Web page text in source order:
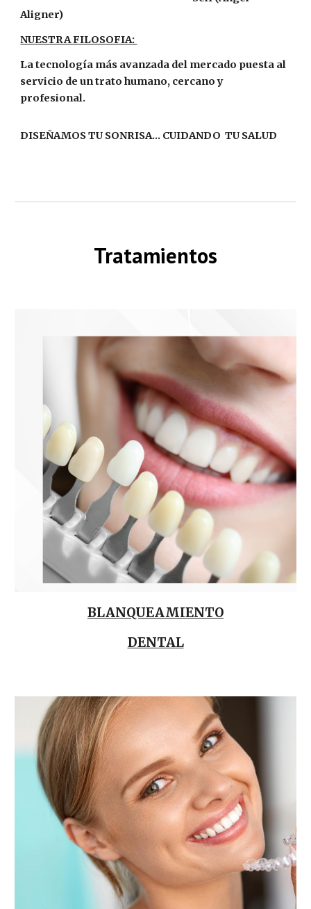
Aligner)
NUESTRA FILOSOFIA:
La tecnología más avanzada del mercado puesta al
servicio de un trato humano, cercano y
profesional.
DISEÑAMOS TU SONRISA... CUIDANDO TU SALUD
Tratamientos
BLANQUEAMIENTO
DENTAL